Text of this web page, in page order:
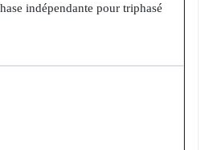
indépendante pour triphasé